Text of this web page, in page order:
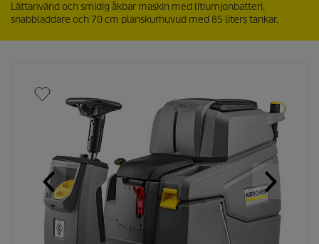
Lättanvänd och smidig åkbar maskin med litiumjonbatteri,
snabbladdare och 70 cm planskurhuvud med 85 liters tankar.